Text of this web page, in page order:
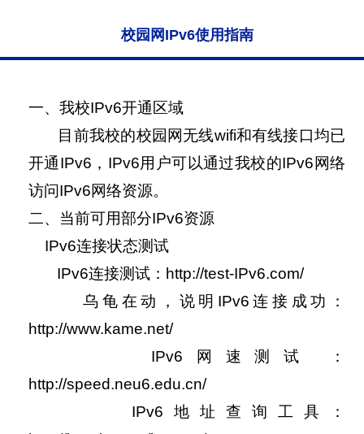
校园网IPv6使用指南
一、我校IPv6开通区域
目前我校的校园网无线wifi和有线接口均已
开通IPv6，IPv6用户可以通过我校的IPv6网络
访问IPv6网络资源。
二、当前可用部分IPv6资源
IPv6连接状态测试
IPv6连接测试：http://test-IPv6.com/
乌龟在动，说明IPv6连接成功：
http://www.kame.net/
IPv6网速测试 ：
http://speed.neu6.edu.cn/
IPv6地址查询工具：